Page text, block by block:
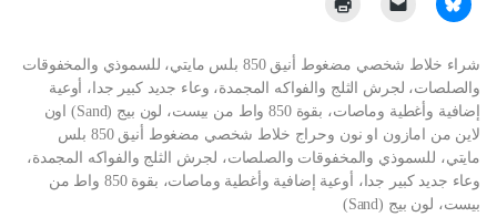
شراء خلاط شخصي مضغوط أنيق 850 بلس مايتي، للسموذي والمخفوقات
والصلصات، لجرش الثلج والفواكه المجمدة، وعاء جديد كبير جدا، أوعية
إضافية وأغطية وماصات، بقوة 850 واط من بيست، لون بيج (Sand) اون
لاين من امازون او نون وحراج خلاط شخصي مضغوط أنيق 850 بلس
مايتي، للسموذي والمخفوقات والصلصات، لجرش الثلج والفواكه المجمدة،
وعاء جديد كبير جدا، أوعية إضافية وأغطية وماصات، بقوة 850 واط من
بيست، لون بيج (Sand)